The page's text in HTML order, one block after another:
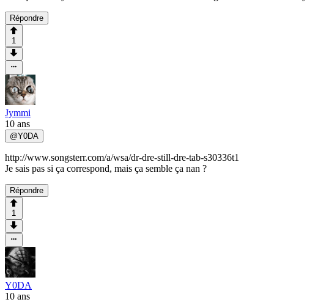
Répondre
1
Jymmi
10 ans
@Y0DA
http://www.songsterr.com/a/wsa/dr-dre-still-dre-tab-s30336t1
Je sais pas si ça correspond, mais ça semble ça nan ?
Répondre
1
Y0DA
10 ans